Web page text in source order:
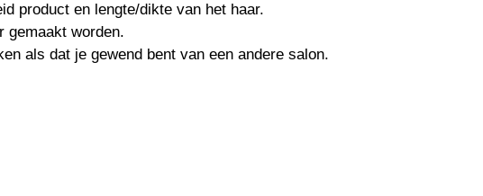
product en lengte/dikte van het haar.
gemaakt worden.
als dat je gewend bent van een andere salon.